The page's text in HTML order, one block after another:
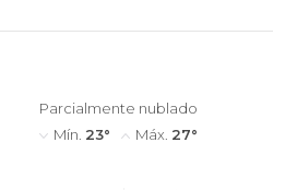
Parcialmente nublado
Mín. 23° Máx. 27°